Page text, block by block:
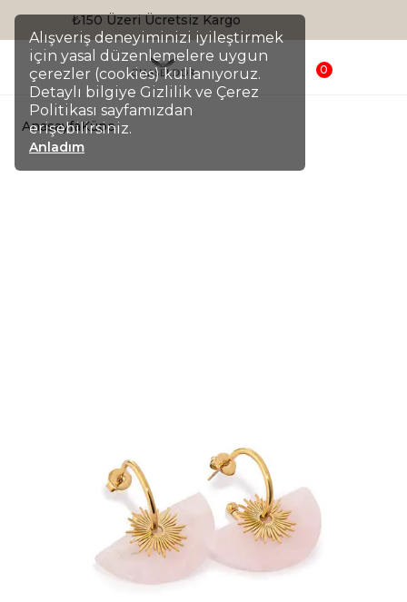
Alışveriş deneyiminizi iyileştirmek
için yasal düzenlemelere uygun
çerezler (cookies) kullanıyoruz.
Detaylı bilgiye Gizlilik ve Çerez
Politikası sayfamızdan
erişebilirsiniz.
Anladım
Sepette %20 İndirim
0
AnasayfaKüpe